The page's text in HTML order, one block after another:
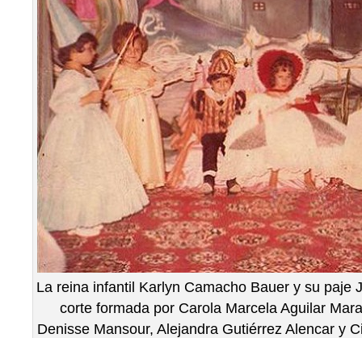
La reina infantil Karlyn Camacho Bauer y su paje
corte formada por Carola Marcela Aguilar
Denisse Mansour, Alejandra Gutiérrez Alencar y